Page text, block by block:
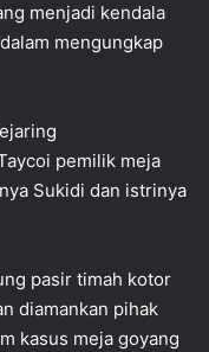
menjadi kendala
mengungkap
pemilik meja
Sukidi dan istrinya
pasir timah kotor
diamankan pihak
kasus meja goyang